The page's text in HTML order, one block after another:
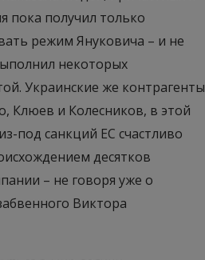
пока получил только
режим Януковича – и не
некоторых
Украинские же контрагенты
Клюев и Колесников, в этой
под санкций ЕС счастливо
десятков
– не говоря уже о
Виктора